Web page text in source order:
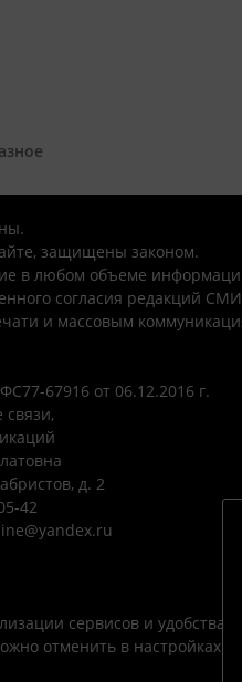
защищены законом.
в любом объеме
согласия редакций
и массовым
67916 от 06.12.2016 г.
д. 2
42
сервисов и удобства
отменить в настройках